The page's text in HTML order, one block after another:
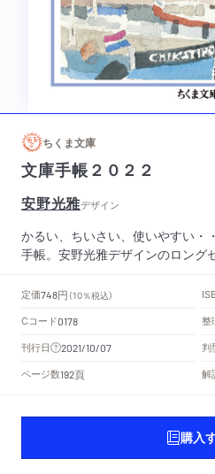
ちくま文庫
文庫手帳２０２２
安野光雅デザイン
かるい、ちいさい、使いやすい・
手帳。安野光雅デザインのロング
定価748円 （10％税込）
Cコード0178 整
刊行日 2021/10/07 判
ページ数192頁 解
購入